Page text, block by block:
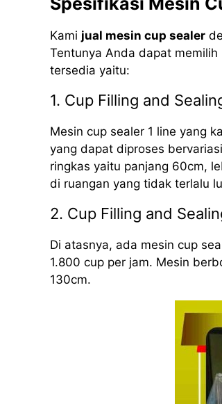
Kami jual mesin cup sealer
Tentunya Anda dapat
tersedia yaitu:
1. Cup Filling and
Mesin cup sealer 1 line yang
yang dapat diproses
ringkas yaitu panjang 60cm,
di ruangan yang tidak terlalu
2. Cup Filling and
Di atasnya, ada mesin cup
1.800 cup per jam. Mesin
130cm.